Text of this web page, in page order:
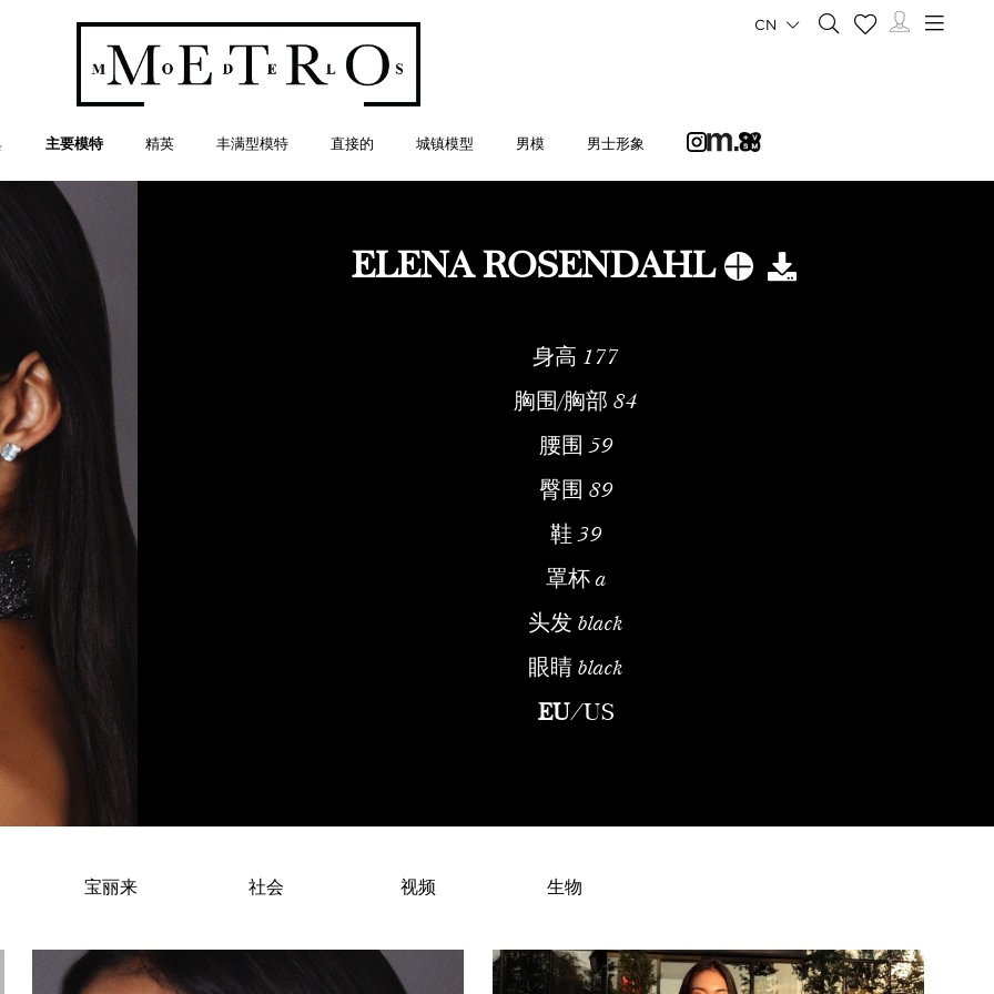
主要模特 精英 丰满型模特 直接的 城镇模型 男模 男士形象
CN
ELENA ROSENDAHL
身高 177
胸围/胸部 84
腰围 59
臀围 89
鞋 39
罩杯 a
头发 black
眼睛 black
EU/US
Elena Rosendahl – Fashion ModelIntroductionElena Rosendahl is a fashion model
宝丽来 社会 视频 生物